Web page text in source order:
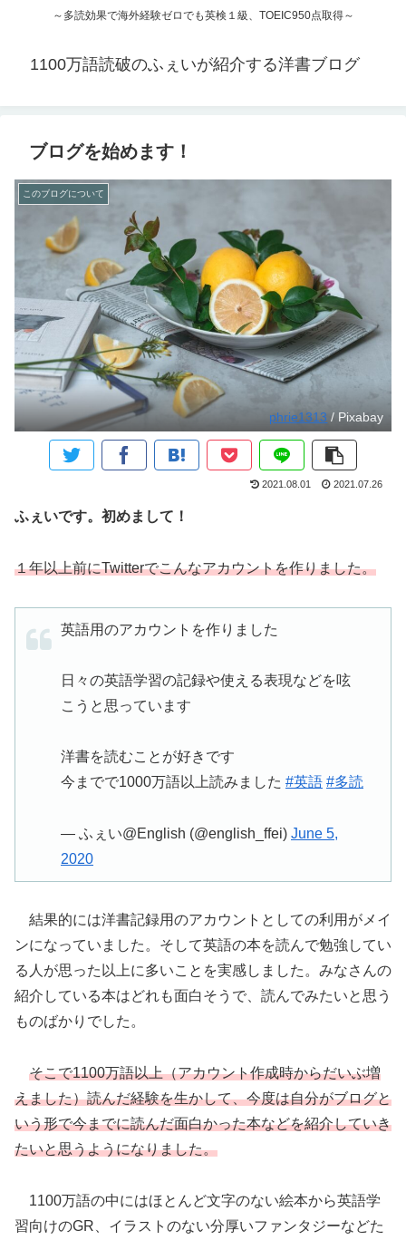
～多読効果で海外経験ゼロでも英検１級、TOEIC950点取得～
1100万語読破のふぇいが紹介する洋書ブログ
ブログを始めます！
このブログについて
phrie1313 / Pixabay
2021.08.01 2021.07.26
ふぇいです。初めまして！
１年以上前にTwitterでこんなアカウントを作りました。
英語用のアカウントを作りました
日々の英語学習の記録や使える表現などを呟
こうと思っています
洋書を読むことが好きです
今までで1000万語以上読みました #英語 #多読
— ふぇい@English (@english_ffei) June 5,
2020
結果的には洋書記録用のアカウントとしての利用がメイ
ンになっていました。そして英語の本を読んで勉強してい
る人が思った以上に多いことを実感しました。みなさんの
紹介している本はどれも面白そうで、読んでみたいと思う
ものばかりでした。
そこで1100万語以上（アカウント作成時からだいぶ増
えました）読んだ経験を生かして、今度は自分がブログと
いう形で今までに読んだ面白かった本などを紹介していき
たいと思うようになりました。
1100万語の中にはほとんど文字のない絵本から英語学
習向けのGR、イラストのない分厚いファンタジーなどた